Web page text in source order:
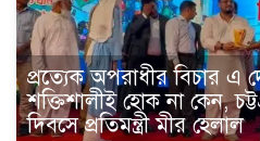
প্রত্যেক অপরাধীর বিচার এ
শক্তিশালীই হোক না কেন,
দিবসে প্রতিমন্ত্রী মীর হেলাল